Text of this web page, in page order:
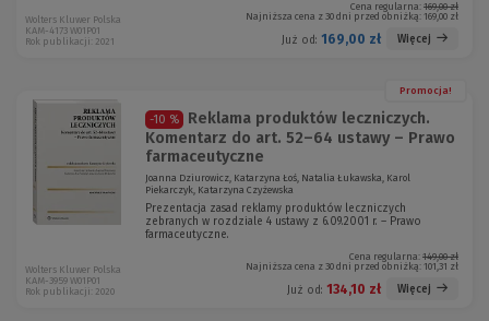
Cena regularna: 169,00 zł
Najniższa cena z 30 dni przed obniżką: 169,00 zł
Już od: 169,00 zł Więcej
Wolters Kluwer Polska
KAM-4173 W01P01
Rok publikacji: 2021
Promocja!
-10 %
Reklama produktów leczniczych.
Komentarz do art. 52–64 ustawy – Prawo
farmaceutyczne
Joanna Dziurowicz, Katarzyna Łoś, Natalia Łukawska, Karol
Piekarczyk, Katarzyna Czyżewska
Prezentacja zasad reklamy produktów leczniczych
zebranych w rozdziale 4 ustawy z 6.09.2001 r. – Prawo
farmaceutyczne.
Cena regularna: 149,00 zł
Najniższa cena z 30 dni przed obniżką: 101,31 zł
Już od: 134,10 zł Więcej
Wolters Kluwer Polska
KAM-3959 W01P01
Rok publikacji: 2020